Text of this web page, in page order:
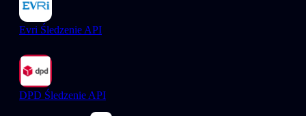
Evri Śledzenie API
DPD Śledzenie API